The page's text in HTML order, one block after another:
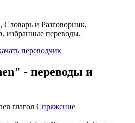
Словарь и Разговорник,
избранные переводы.
- переводы и
глагол Спряжение